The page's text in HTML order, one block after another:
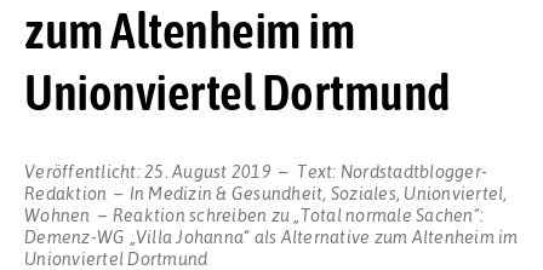
zum Altenheim im
Unionviertel Dortmund
Veröffentlicht:25. August 2019 Text: Nordstadtblogger-
Redaktion
In Medizin & Gesundheit, Soziales, Unionviertel,
Wohnen
Reaktion schreiben zu „Total normale Sachen“:
Demenz-WG „Villa Johanna“ als Alternative zum Altenheim im
Unionviertel Dortmund